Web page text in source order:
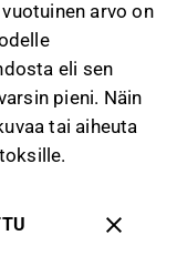
arvo on
eli sen
pieni. Näin
tai aiheuta